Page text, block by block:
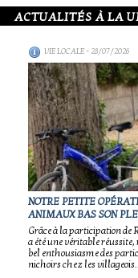
ACTUALITÉS À LA
VIE LOCALE- 28/07/2026
NOTRE PETITE
ANIMAUX BAS SON
Grâce à la participation de
a été une véritable
bel enthousiasme des
nichoirs chez les villageois..